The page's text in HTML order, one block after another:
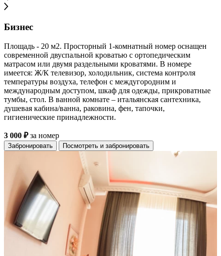
Бизнес
Площадь - 20 м2. Просторный 1-комнатный номер оснащен
современной двуспальной кроватью с ортопедическим
матрасом или двумя раздельными кроватями. В номере
имеется: Ж/К телевизор, холодильник, система контроля
температуры воздуха, телефон с междугородним и
международным доступом, шкаф для одежды, прикроватные
тумбы, стол. В ванной комнате – итальянская сантехника,
душевая кабина/ванна, раковина, фен, тапочки,
гигиенические принадлежности.
3 000 ₽за номер
Забронировать Посмотреть и забронировать